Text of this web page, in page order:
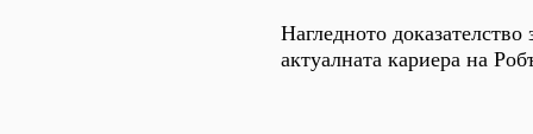
Нагледното доказателство
актуалната кариера на